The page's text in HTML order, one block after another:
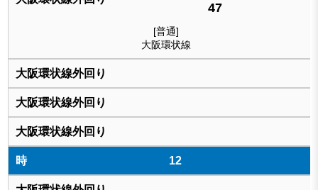
47
[普通]
大阪環状線
12